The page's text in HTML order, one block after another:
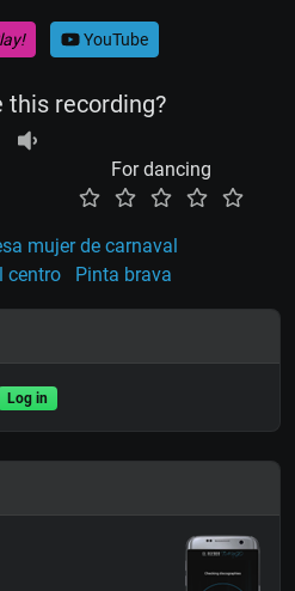
YouTube
this recording?
For dancing
mujer de carnaval
centro
Pinta brava
Log in